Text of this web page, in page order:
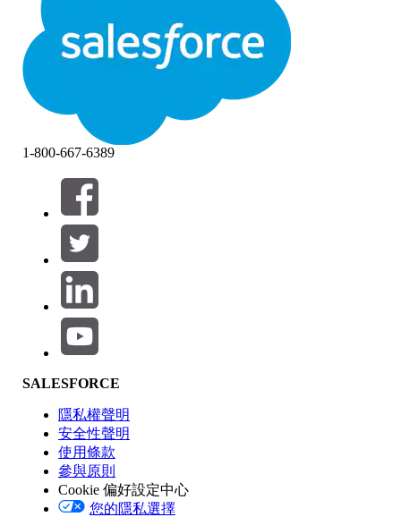
篩選器 (0)
選取篩選
產品區域
功能影響
版本
1-800-667-6389
SALESFORCE
隱私權聲明
安全性聲明
使用條款
參與原則
Cookie 偏好設定中心
您的隱私選擇